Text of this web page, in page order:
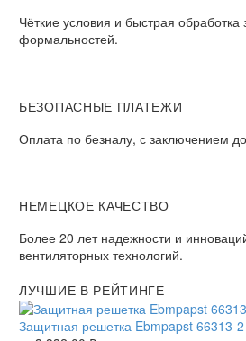
Чёткие условия и быстрая обработка
формальностей.
БЕЗОПАСНЫЕ ПЛАТЕЖИ
Оплата по безналу, с заключением
НЕМЕЦКОЕ КАЧЕСТВО
Более 20 лет надежности и
вентиляторных технологий.
ЛУЧШИЕ В РЕЙТИНГЕ
Защитная решетка Ebmpapst 66313-